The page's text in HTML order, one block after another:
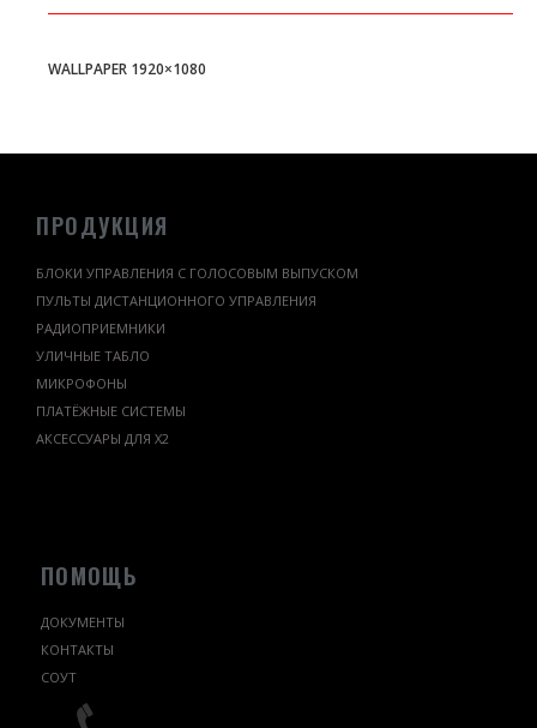
WALLPAPER 1920×1080
ПРОДУКЦИЯ
БЛОКИ УПРАВЛЕНИЯ С ГОЛОСОВЫМ ВЫПУСКОМ
ПУЛЬТЫ ДИСТАНЦИОННОГО УПРАВЛЕНИЯ
РАДИОПРИЕМНИКИ
УЛИЧНЫЕ ТАБЛО
МИКРОФОНЫ
ПЛАТЁЖНЫЕ СИСТЕМЫ
АКСЕССУАРЫ ДЛЯ Х2
ПОМОЩЬ
ДОКУМЕНТЫ
КОНТАКТЫ
СОУТ